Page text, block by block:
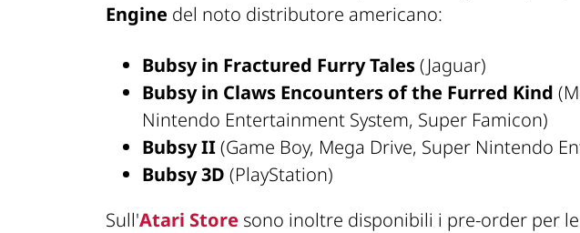
Engine del noto distributore americano:
Bubsy in Fractured Furry Tales(Jaguar)
Bubsy in Claws Encounters of the Furred Kind
Nintendo Entertainment System, Super Famicon)
Bubsy II(Game Boy, Mega Drive, Super Nintendo
Bubsy 3D (PlayStation)
Sull'Atari Store sono inoltre disponibili i pre-order per